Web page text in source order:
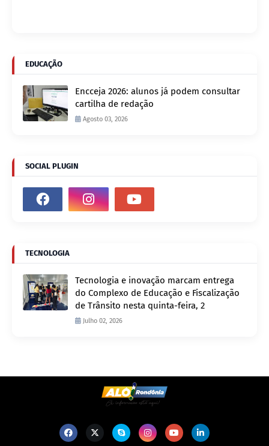
EDUCAÇÃO
Encceja 2026: alunos já podem consultar
cartilha de redação
Agosto 03, 2026
SOCIAL PLUGIN
TECNOLOGIA
Tecnologia e inovação marcam entrega
do Complexo de Educação e Fiscalização
de Trânsito nesta quinta-feira, 2
Julho 02, 2026